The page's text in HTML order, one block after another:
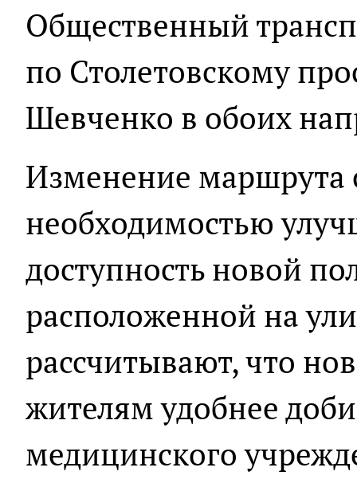
Общественный
по Столетовскому
Шевченко в обоих
Изменение маршрута
необходимостью
доступность новой
расположенной на
рассчитывают, что
жителям удобнее
медицинского